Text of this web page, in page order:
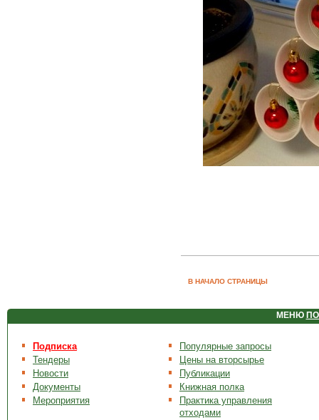
В НАЧАЛО СТРАНИЦЫ
МЕНЮ
Подписка
Тендеры
Новости
Документы
Мероприятия
Популярные запросы
Цены на вторсырье
Публикации
Книжная полка
Практика управления
отходами